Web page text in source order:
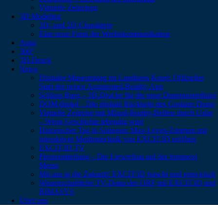
Virtuelle Zeitreisen
3D Modeling
3D- und 2D-Charaktere
Eine neue Form der Werbekommunikation
Apps
360°
3D-Druck
News
Digitaler Museumstag im Landkreis Kusel: Offizieller
Start der neuen Augmented-Reality-App
Schloss Burg – 3D-Drucke für die neue Dauerausstellung
DOM:digital – Die digitale Rückkehr des Goslarer Doms
Virtuelle Zeitreise mit Mixed-Reality-Brillen durch Uslar
– Wenn Geschichte lebendig wird
Historischer Tag in Solingen: Max-Leven-Zentrum mit
interaktiver Medientechnik von EXCIT3D eröffnet
EXCIT3D TV
Pressemitteilung – Die Liewerfrau auf der formnext
Messe
Mit uns in die Zukunft: EXCIT3D forscht und entwickelt
Wissenschaftliche TV-Doku des ORF mit EXCIT3D und
RIMASYS
Über uns